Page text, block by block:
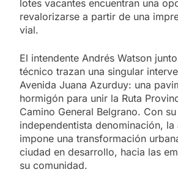
lotes vacantes encuentran una
revalorizarse a partir de una
vial.
El intendente Andrés Watson
técnico trazan una singular
Avenida Juana Azurduy: una
hormigón para unir la Ruta
Camino General Belgrano. Con
independentista denominación,
impone una transformación
ciudad en desarrollo, hacia las
su comunidad.